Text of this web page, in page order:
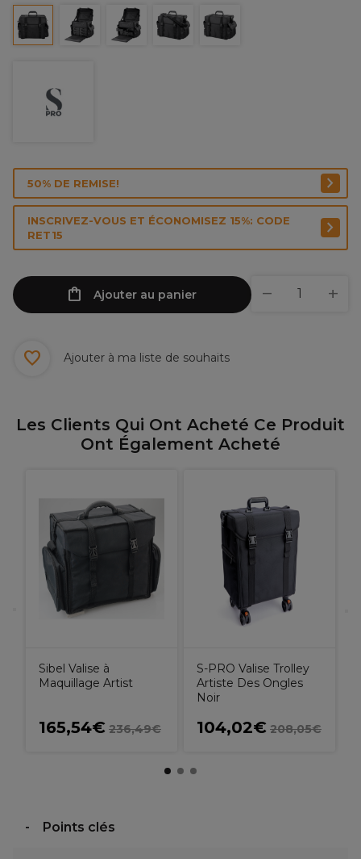
50% DE REMISE!
INSCRIVEZ-VOUS ET ÉCONOMISEZ 15%: CODE
RET15
Ajouter au panier
Ajouter à ma liste de souhaits
Les Clients Qui Ont Acheté Ce Produit
Ont Également Acheté
Sibel Valise à
Maquillage Artist
165,54€ 236,49€
S-PRO Valise Trolley
Artiste Des Ongles
Noir
104,02€ 208,05€
Points clés